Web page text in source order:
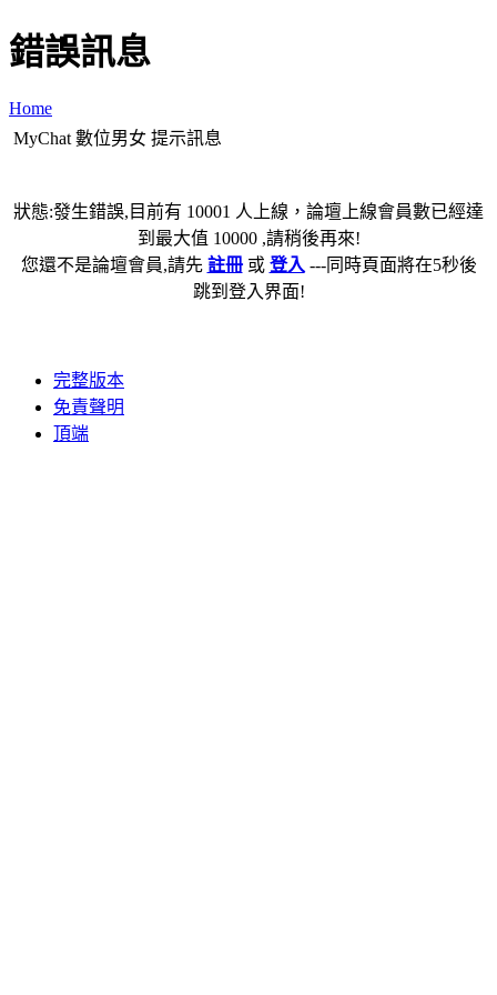
錯誤訊息
Home
MyChat 數位男女 提示訊息
狀態:發生錯誤,目前有 10001 人上線，論壇上線會員數已經達
到最大值 10000 ,請稍後再來!
您還不是論壇會員,請先 註冊或 登入 ---同時頁面將在5秒後
跳到登入界面!
完整版本
免責聲明
頂端